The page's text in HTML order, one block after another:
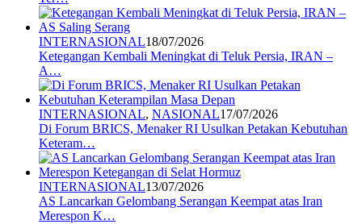
INTERNASIONAL18/07/2026
Ketegangan Kembali Meningkat di Teluk Persia, IRAN –
A…
INTERNASIONAL, NASIONAL17/07/2026
Di Forum BRICS, Menaker RI Usulkan Petakan Kebutuhan
Keteram…
INTERNASIONAL13/07/2026
AS Lancarkan Gelombang Serangan Keempat atas Iran
Merespon K…